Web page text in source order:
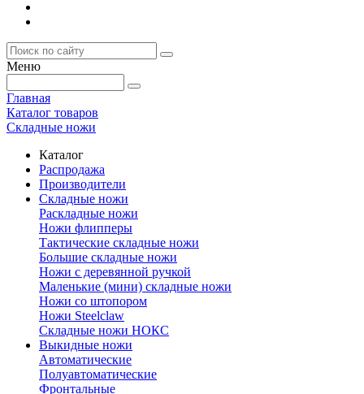
Меню
Главная
Каталог товаров
Складные ножи
Каталог
Распродажа
Производители
Складные ножи
Раскладные ножи
Ножи флипперы
Тактические складные ножи
Большие складные ножи
Ножи с деревянной ручкой
Маленькие (мини) складные ножи
Ножи со штопором
Ножи Steelclaw
Складные ножи НОКС
Выкидные ножи
Автоматические
Полуавтоматические
Фронтальные